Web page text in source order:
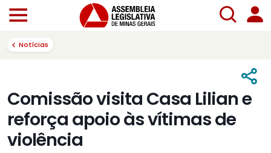
Notícias
Comissão visita Casa Lilian e
reforça apoio às vítimas de
violência